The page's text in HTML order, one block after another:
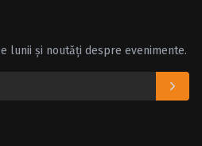
lunii și noutăți despre evenimente.